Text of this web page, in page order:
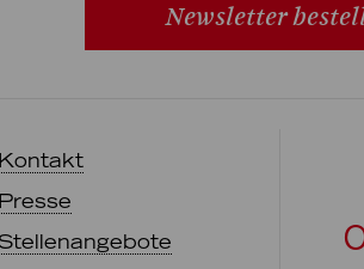
Newsletter
Kontakt
Presse